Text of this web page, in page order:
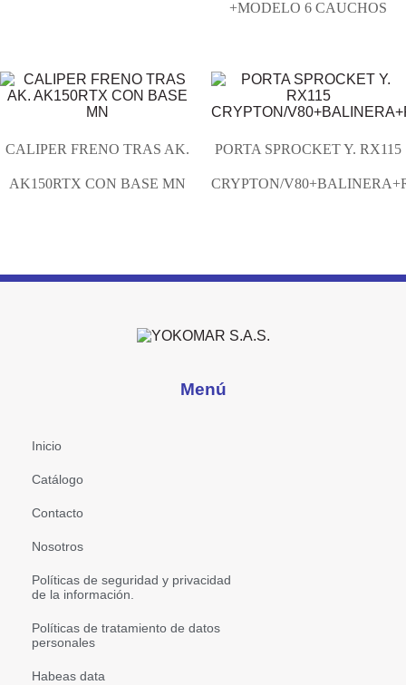
+MODELO 6 CAUCHOS
CALIPER FRENO TRAS AK.
AK150RTX CON BASE MN
PORTA SPROCKET Y. RX115
CRYPTON/
Menú
Inicio
Catálogo
Contacto
Nosotros
Políticas de seguridad y privacidad
de la información.
Políticas de tratamiento de datos
personales
Habeas data